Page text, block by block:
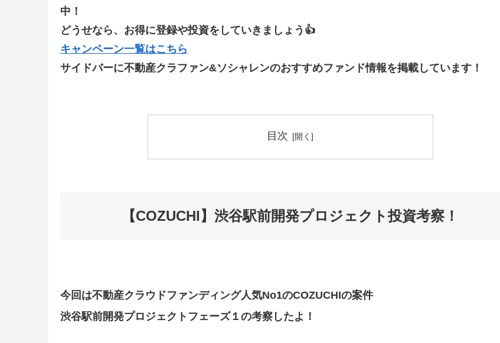
中！
どうせなら、お得に登録や投資をしていきましょう👍
キャンペーン一覧はこちら
サイドバーに不動産クラファン&ソシャレンのおすすめファンド情報を掲載しています！
目次
【COZUCHI】渋谷駅前開発プロジェクト投資考察！
今回は不動産クラウドファンディング人気No1のCOZUCHIの案件
渋谷駅前開発プロジェクトフェーズ１の考察したよ！